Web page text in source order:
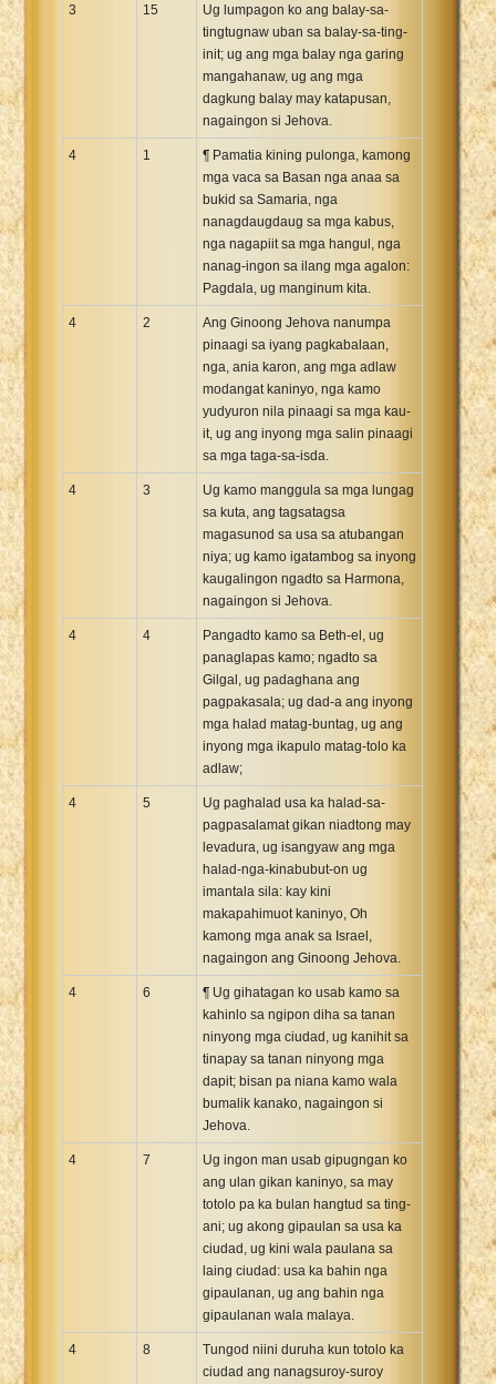
3 15
Ug lumpagon ko ang balay-sa-
tingtugnaw uban sa balay-sa-ting-
init; ug ang mga balay nga garing
mangahanaw, ug ang mga
dagkung balay may katapusan,
nagaingon si Jehova.
4 1
¶ Pamatia kining pulonga, kamong
mga vaca sa Basan nga anaa sa
bukid sa Samaria, nga
nanagdaugdaug sa mga kabus,
nga nagapiit sa mga hangul, nga
nanag-ingon sa ilang mga agalon:
Pagdala, ug manginum kita.
4 2
Ang Ginoong Jehova nanumpa
pinaagi sa iyang pagkabalaan,
nga, ania karon, ang mga adlaw
modangat kaninyo, nga kamo
yudyuron nila pinaagi sa mga kau-
it, ug ang inyong mga salin pinaagi
sa mga taga-sa-isda.
4 3
Ug kamo manggula sa mga lungag
sa kuta, ang tagsatagsa
magasunod sa usa sa atubangan
niya; ug kamo igatambog sa inyong
kaugalingon ngadto sa Harmona,
nagaingon si Jehova.
4 4
Pangadto kamo sa Beth-el, ug
panaglapas kamo; ngadto sa
Gilgal, ug padaghana ang
pagpakasala; ug dad-a ang inyong
mga halad matag-buntag, ug ang
inyong mga ikapulo matag-tolo ka
adlaw;
4 5
Ug paghalad usa ka halad-sa-
pagpasalamat gikan niadtong may
levadura, ug isangyaw ang mga
halad-nga-kinabubut-on ug
imantala sila: kay kini
makapahimuot kaninyo, Oh
kamong mga anak sa Israel,
nagaingon ang Ginoong Jehova.
4 6
¶ Ug gihatagan ko usab kamo sa
kahinlo sa ngipon diha sa tanan
ninyong mga ciudad, ug kanihit sa
tinapay sa tanan ninyong mga
dapit; bisan pa niana kamo wala
bumalik kanako, nagaingon si
Jehova.
4 7
Ug ingon man usab gipugngan ko
ang ulan gikan kaninyo, sa may
totolo pa ka bulan hangtud sa ting-
ani; ug akong gipaulan sa usa ka
ciudad, ug kini wala paulana sa
laing ciudad: usa ka bahin nga
gipaulanan, ug ang bahin nga
gipaulanan wala malaya.
4 8
Tungod niini duruha kun totolo ka
ciudad ang nanagsuroy-suroy